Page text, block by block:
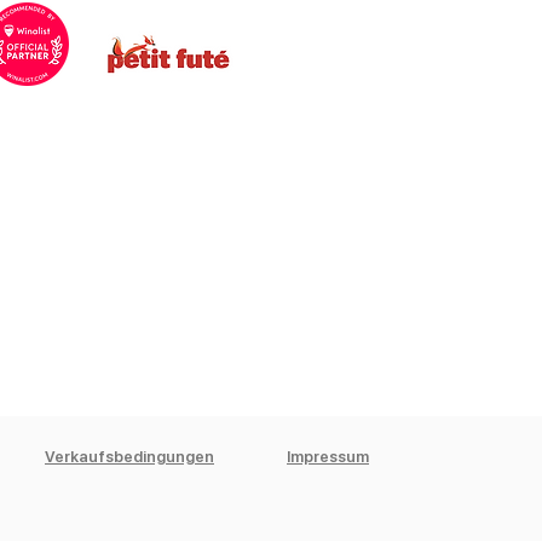
Verkaufsbedingungen Impressum